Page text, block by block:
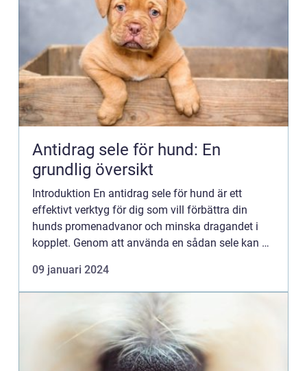
Antidrag sele för hund: En
grundlig översikt
Introduktion En antidrag sele för hund är ett
effektivt verktyg för dig som vill förbättra din
hunds promenadvanor och minska dragandet i
kopplet. Genom att använda en sådan sele kan du
sida iställ...
09 januari 2024